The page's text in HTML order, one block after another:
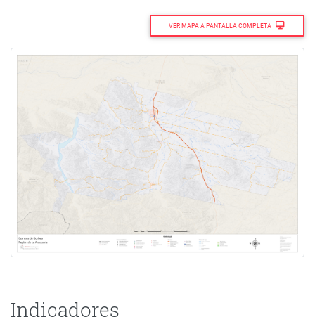
VER MAPA A PANTALLA COMPLETA
Indicadores